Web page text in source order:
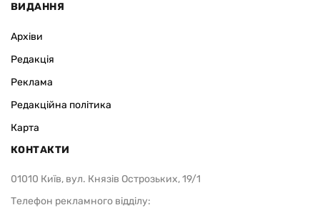
ВИДАННЯ
Архіви
Редакція
Реклама
Редакційна політика
Карта
КОНТАКТИ
01010 Київ, вул. Князів Острозьких, 19/1
Телефон рекламного відділу: